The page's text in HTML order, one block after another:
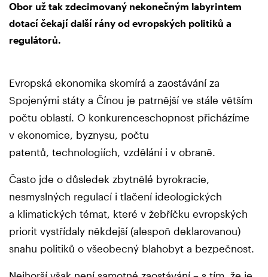
Obor už tak zdecimovaný nekonečným labyrintem
dotací čekají další rány od evropských politiků a
regulátorů.
Evropská ekonomika skomírá a zaostávání za
Spojenými státy a Čínou je patrnější ve stále větším
počtu oblastí. O konkurenceschopnost přicházíme
v ekonomice, byznysu, počtu
patentů, technologiích, vzdělání i v obraně.
Často jde o důsledek zbytnělé byrokracie,
nesmyslných regulací i tlačení ideologických
a klimatických témat, které v žebříčku evropských
priorit vystřídaly někdejší (alespoň deklarovanou)
snahu politiků o všeobecný blahobyt a bezpečnost.